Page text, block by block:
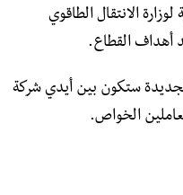
الانتقال الطاقوي
أهداف القطاع.
ستكون بين أيدي شركة
الخواص.